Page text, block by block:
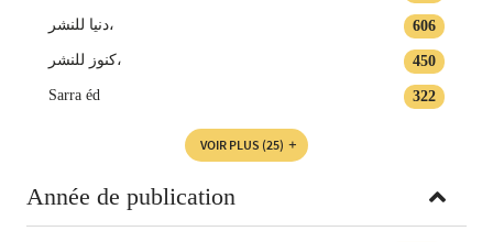
606 دنيا للنشر،
450 كنوز للنشر،
322
Sarra éd
VOIR PLUS (25)
Année de publication